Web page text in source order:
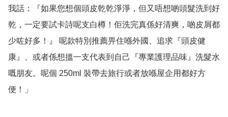
我話：『如果您想個頭皮乾乾淨淨，但又唔想啲頭髮洗到好
乾，一定要試卡詩呢支白樽！佢洗完真係好清爽，啲皮屑都
少咗好多！』 呢款特別推薦畀住喺外國、追求『頭皮健
康』、或者係想搵一支代表到自己『專業護理品味』洗髮水
嘅朋友。呢個 250ml 裝帶去旅行或者放喺屋企用都好方
便！」